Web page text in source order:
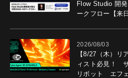
Flow Studio 開
ークフロー【来
2026/08/03
【8/27（木）リ
ィスト必見！
リボット エフ